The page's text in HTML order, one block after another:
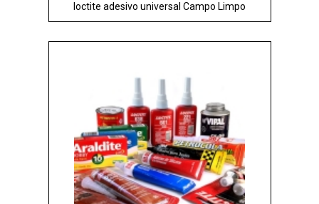
loctite adesivo universal Campo Limpo